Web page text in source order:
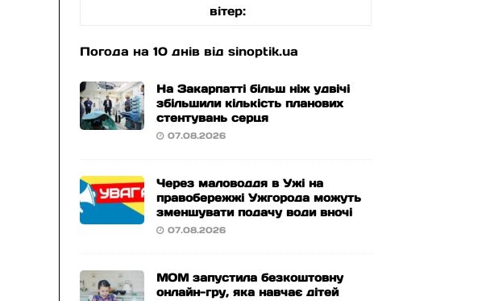
вітер:
Погода на 10 днів відsinoptik.ua
На Закарпатті більш ніж удвічі
збільшили кількість планових
стентувань серця
07.08.2026
Через маловоддя в Ужі на
правобережжі Ужгорода можуть
зменшувати подачу води вночі
07.08.2026
МОМ запустила безкоштовну
онлайн-гру, яка навчає дітей